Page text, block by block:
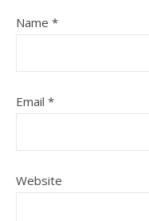
Name *
Email *
Website